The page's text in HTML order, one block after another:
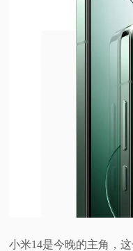
小米14是今晚的主角，